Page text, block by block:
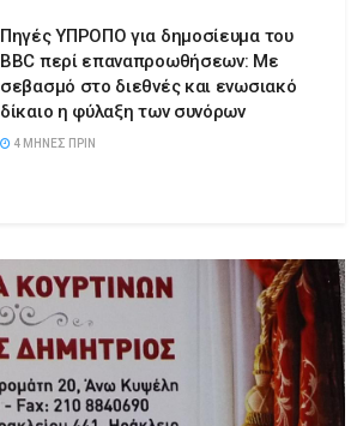
Πηγές ΥΠΡΟΠΟ για δημοσίευμα του
BBC περί επαναπροωθήσεων: Με
σεβασμό στο διεθνές και ενωσιακό
δίκαιο η φύλαξη των συνόρων
4 ΜΉΝΕΣ ΠΡΙΝ